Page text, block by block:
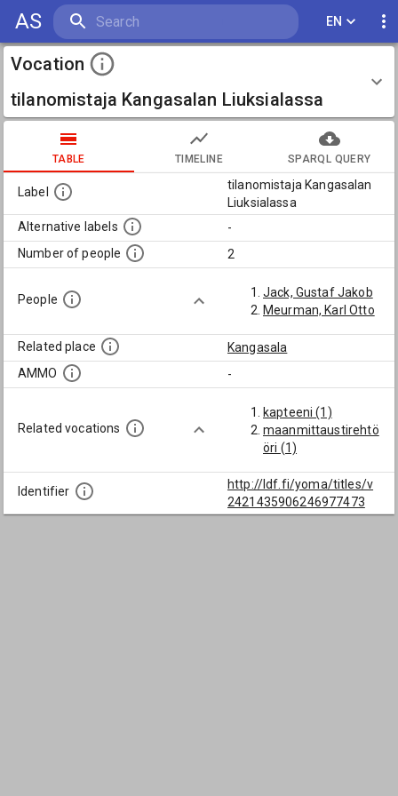
AS EN
Vocation
tilanomistaja Kangasalan Liuksialassa
TABLE TIMELINE SPARQL QUERY
Label
tilanomistaja Kangasalan
Liuksialassa
Alternative labels
-
Number of people
2
People
Jack, Gustaf Jakob
Meurman, Karl Otto
Related place
Kangasala
AMMO
-
Related vocations
kapteeni (1)
maanmittaustirehtö
öri (1)
Identifier
http://ldf.fi/yoma/titles/v
2421435906246977473